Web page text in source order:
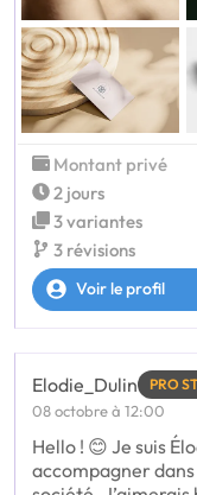
Montant privé
2 jours
3 variantes
3 révisions
Voir le profil
Elodie_Dulin PRO
08 octobre à 12:00
Hello ! 😊 Je suis
accompagner